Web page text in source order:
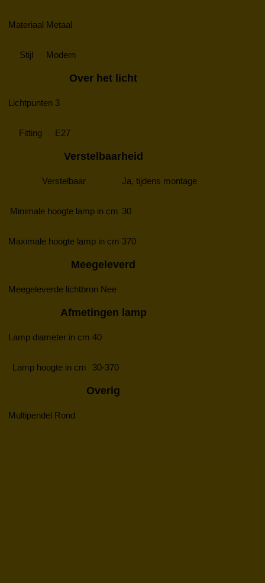
Materiaal Metaal
Stijl Modern
Over het licht
Lichtpunten 3
Fitting E27
Verstelbaarheid
Verstelbaar Ja, tijdens montage
Minimale hoogte lamp in cm 30
Maximale hoogte lamp in cm 370
Meegeleverd
Meegeleverde lichtbron Nee
Afmetingen lamp
Lamp diameter in cm 40
Lamp hoogte in cm 30-370
Overig
Multipendel Rond